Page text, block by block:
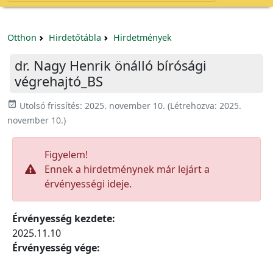
Otthon Hirdetőtábla Hirdetmények
dr. Nagy Henrik önálló bírósági
végrehajtó_BS
event_available Utolsó frissítés: 2025. november 10. (Létrehozva: 2025.
november 10.)
Figyelem!
Ennek a hirdetménynek már lejárt a
érvényességi ideje.
Érvényesség kezdete:
2025.11.10
Érvényesség vége: